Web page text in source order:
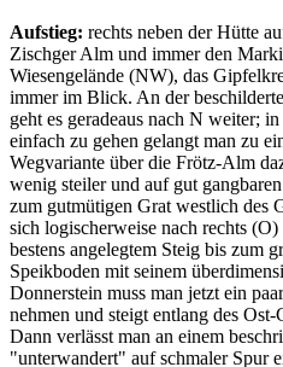
Aufstieg: rechts neben der Hütte
Zischger Alm und immer den
Wiesengelände (NW), das
immer im Blick. An der
geht es geradeaus nach N weiter;
einfach zu gehen gelangt man zu
Wegvariante über die Frötz-Alm
wenig steiler und auf gut
zum gutmütigen Grat westlich des
sich logischerweise nach rechts
bestens angelegtem Steig bis zum
Speikboden mit seinem
Donnerstein muss man jetzt ein
nehmen und steigt entlang des
Dann verlässt man an einem
"unterwandert" auf schmaler Spur